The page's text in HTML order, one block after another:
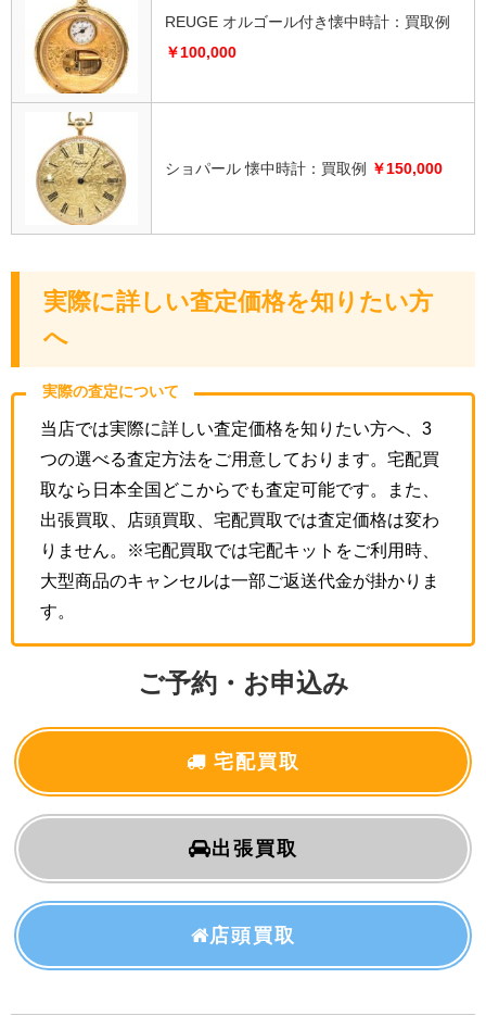
REUGE オルゴール付き懐中時計：買取例
￥100,000
ショパール 懐中時計：買取例 ￥150,000
実際に詳しい査定価格を知りたい方
へ
実際の査定について
当店では実際に詳しい査定価格を知りたい方へ、3
つの選べる査定方法をご用意しております。宅配買
取なら日本全国どこからでも査定可能です。また、
出張買取、店頭買取、宅配買取では査定価格は変わ
りません。※宅配買取では宅配キットをご利用時、
大型商品のキャンセルは一部ご返送代金が掛かりま
す。
ご予約・お申込み
宅配買取
出張買取
店頭買取